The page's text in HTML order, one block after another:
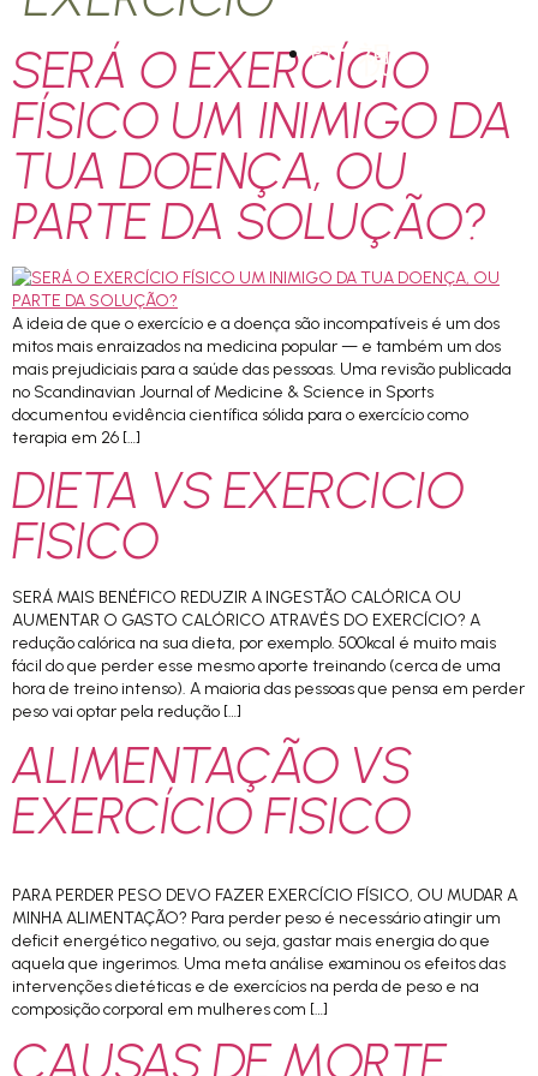
PT
SERÁ O EXERCÍCIO
FÍSICO UM INIMIGO DA
TUA DOENÇA, OU
PARTE DA SOLUÇÃO?
A ideia de que o exercício e a doença são incompatíveis é um dos
mitos mais enraizados na medicina popular — e também um dos
mais prejudiciais para a saúde das pessoas. Uma revisão publicada
no Scandinavian Journal of Medicine & Science in Sports
documentou evidência científica sólida para o exercício como
terapia em 26 […]
DIETA VS EXERCICIO
FISICO
SERÁ MAIS BENÉFICO REDUZIR A INGESTÃO CALÓRICA OU
AUMENTAR O GASTO CALÓRICO ATRAVÉS DO EXERCÍCIO? A
redução calórica na sua dieta, por exemplo. 500kcal é muito mais
fácil do que perder esse mesmo aporte treinando (cerca de uma
hora de treino intenso). A maioria das pessoas que pensa em perder
peso vai optar pela redução […]
ALIMENTAÇÃO VS
EXERCÍCIO FISICO
PARA PERDER PESO DEVO FAZER EXERCÍCIO FÍSICO, OU MUDAR A
MINHA ALIMENTAÇÃO? Para perder peso é necessário atingir um
deficit energético negativo, ou seja, gastar mais energia do que
aquela que ingerimos. Uma meta análise examinou os efeitos das
intervenções dietéticas e de exercícios na perda de peso e na
composição corporal em mulheres com […]
CAUSAS DE MORTE